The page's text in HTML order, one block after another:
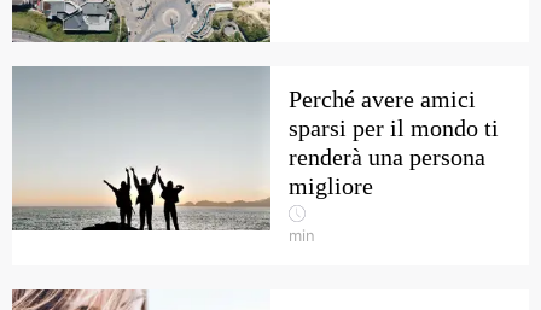
Perché avere amici
sparsi per il mondo ti
renderà una persona
migliore
min